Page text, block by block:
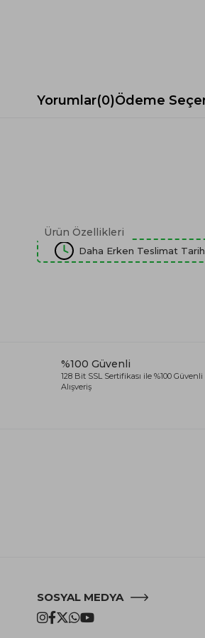
Ev Tekstili
Yorumlar(0)Ödeme
Ürün Özellikleri
Daha Erken Teslimat
%100 Güvenli
128 Bit SSL Sertifikası ile %100 Güvenli
Alışveriş
SOSYAL MEDYA